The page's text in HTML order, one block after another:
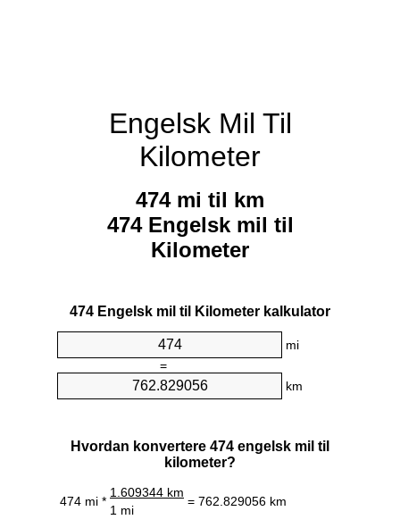
Engelsk Mil Til
Kilometer
474 mi til km
474 Engelsk mil til
Kilometer
474 Engelsk mil til Kilometer kalkulator
mi
=
km
Hvordan konvertere 474 engelsk mil til
kilometer?
474 mi *
1.609344 km
= 762.829056 km
1 mi